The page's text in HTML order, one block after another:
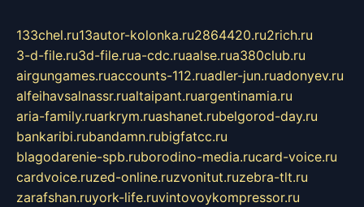
133chel.ru13autor-kolonka.ru2864420.ru2rich.ru
3-d-file.ru3d-file.rua-cdc.ruaalse.rua380club.ru
airgungames.ruaccounts-112.ruadler-jun.ruadonyev.ru
alfeihavsalnassr.rualtaipant.ruargentinamia.ru
aria-family.ruarkrym.ruashanet.rubelgorod-day.ru
bankaribi.rubandamn.rubigfatcc.ru
blagodarenie-spb.ruborodino-media.rucard-voice.ru
cardvoice.ruzed-online.ruzvonitut.ruzebra-tlt.ru
zarafshan.ruyork-life.ruvintovoykompressor.ru